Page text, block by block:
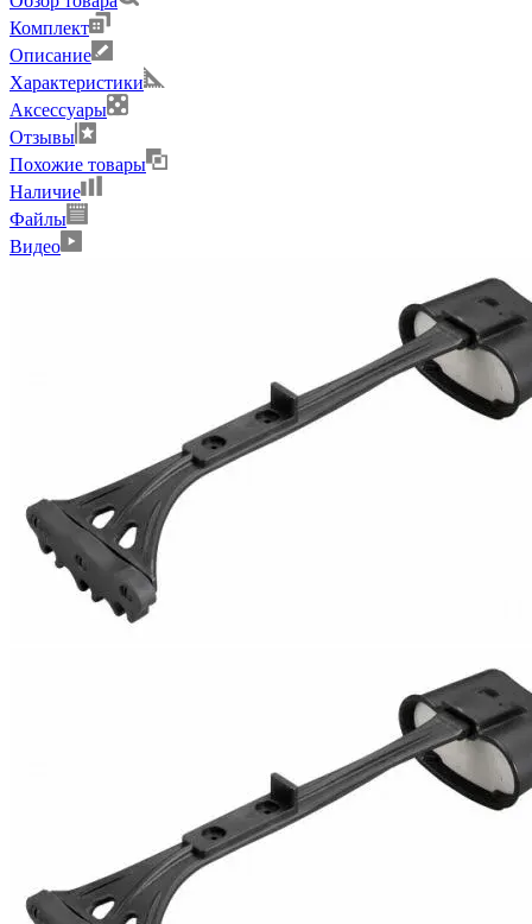
Комплект
Описание
Характеристики
Аксессуары
Отзывы
Похожие товары
Наличие
Файлы
Видео